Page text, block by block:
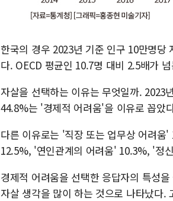
한국의 경우 2023년 기준 인구 10만명당
다. OECD 평균인 10.7명 대비 2.5배가
자살을 선택하는 이유는 무엇일까. 2023
44.8%는 '경제적 어려움'을 이유로 꼽았
다른 이유로는 '직장 또는 업무상 어려
12.5%, '연인관계의 어려움' 10.3%, '정
경제적 어려움을 선택한 응답자의 특성
자살 생각을 많이 하는 것으로 나타났다.